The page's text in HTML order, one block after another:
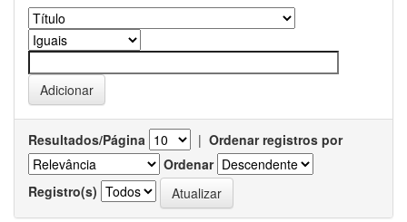
Resultados/Página | Ordenar registros por
Ordenar
Registro(s)